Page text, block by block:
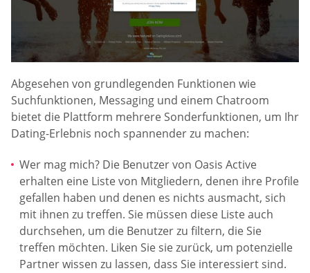
Abgesehen von grundlegenden Funktionen wie
Suchfunktionen, Messaging und einem Chatroom
bietet die Plattform mehrere Sonderfunktionen, um Ihr
Dating-Erlebnis noch spannender zu machen:
Wer mag mich? Die Benutzer von Oasis Active
erhalten eine Liste von Mitgliedern, denen ihre Profile
gefallen haben und denen es nichts ausmacht, sich
mit ihnen zu treffen. Sie müssen diese Liste auch
durchsehen, um die Benutzer zu filtern, die Sie
treffen möchten. Liken Sie sie zurück, um potenzielle
Partner wissen zu lassen, dass Sie interessiert sind.